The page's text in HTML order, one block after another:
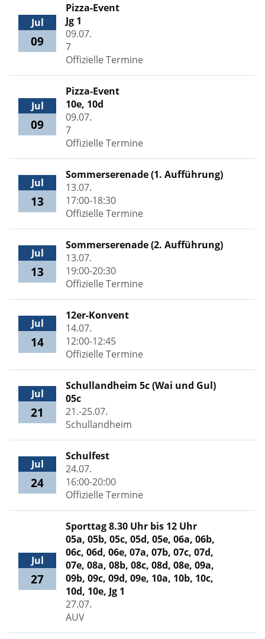
Jul
09
Pizza-Event
Jg 1
09.07.
7
Offizielle Termine
Jul
09
Pizza-Event
10e, 10d
09.07.
7
Offizielle Termine
Jul
13
Sommerserenade (1. Aufführung)
13.07.
17:00-18:30
Offizielle Termine
Jul
13
Sommerserenade (2. Aufführung)
13.07.
19:00-20:30
Offizielle Termine
Jul
14
12er-Konvent
14.07.
12:00-12:45
Offizielle Termine
Jul
21
Schullandheim 5c (Wai und Gul)
05c
21.-25.07.
Schullandheim
Jul
24
Schulfest
24.07.
16:00-20:00
Offizielle Termine
Jul
27
Sporttag 8.30 Uhr bis 12 Uhr
05a, 05b, 05c, 05d, 05e, 06a, 06b,
06c, 06d, 06e, 07a, 07b, 07c, 07d,
07e, 08a, 08b, 08c, 08d, 08e, 09a,
09b, 09c, 09d, 09e, 10a, 10b, 10c,
10d, 10e, Jg 1
27.07.
AUV